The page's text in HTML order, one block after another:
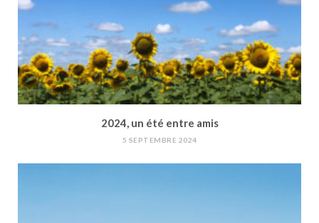
2024, un été entre amis
5 SEPTEMBRE 2024